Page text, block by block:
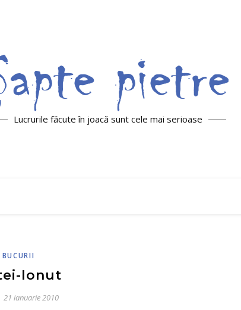
Lucrurile făcute în joacă sunt cele mai serioase
BUCURII
Ionut
21 ianuarie 2010